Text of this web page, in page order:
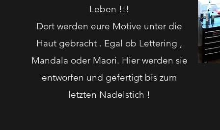
Leben !!!
Dort werden eure Motive unter die
Haut gebracht . Egal ob Lettering ,
Mandala oder Maori. Hier werden sie
entworfen und gefertigt bis zum
letzten Nadelstich !